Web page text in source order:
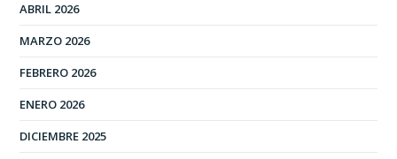
ABRIL 2026
MARZO 2026
FEBRERO 2026
ENERO 2026
DICIEMBRE 2025